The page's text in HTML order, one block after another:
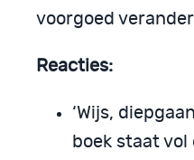
voorgoed
Reacties:
‘Wijs,
boek staat vol